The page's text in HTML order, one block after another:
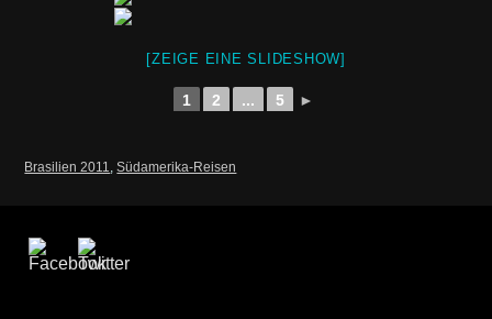
[ZEIGE EINE SLIDESHOW]
1 2 ... 5 ►
Brasilien 2011,Südamerika-Reisen